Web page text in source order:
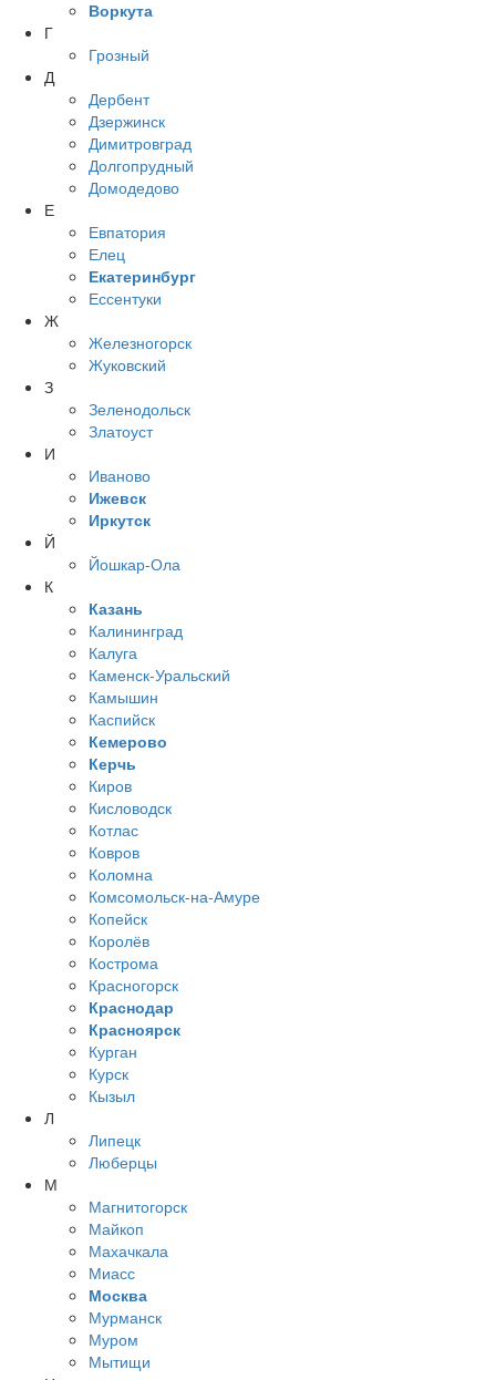
Воркута
Г
Грозный
Д
Дербент
Дзержинск
Димитровград
Долгопрудный
Домодедово
Е
Евпатория
Елец
Екатеринбург
Ессентуки
Ж
Железногорск
Жуковский
З
Зеленодольск
Златоуст
И
Иваново
Ижевск
Иркутск
Й
Йошкар-Ола
К
Казань
Калининград
Калуга
Каменск-Уральский
Камышин
Каспийск
Кемерово
Керчь
Киров
Кисловодск
Котлас
Ковров
Коломна
Комсомольск-на-Амуре
Копейск
Королёв
Кострома
Красногорск
Краснодар
Красноярск
Курган
Курск
Кызыл
Л
Липецк
Люберцы
М
Магнитогорск
Майкоп
Махачкала
Миасс
Москва
Мурманск
Муром
Мытищи